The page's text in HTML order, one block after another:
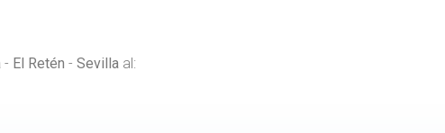
- El Retén - Sevilla al: